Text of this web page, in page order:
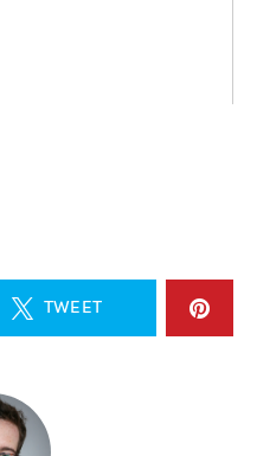
TWEET